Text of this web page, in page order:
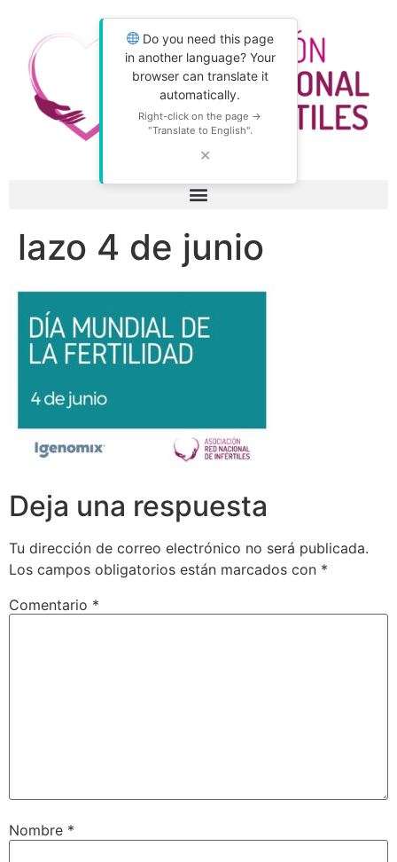
Do you need this page
in another language? Your
browser can translate it
automatically.
Right-click on the page →
"Translate to English".
✕
lazo 4 de junio
Deja una respuesta
Tu dirección de correo electrónico no será publicada.
Los campos obligatorios están marcados con *
Comentario *
Nombre *